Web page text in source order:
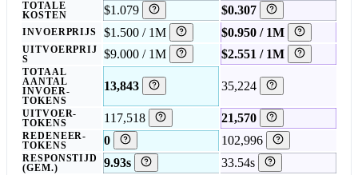
TOTALE
KOSTEN
$1.079 $0.307
INVOERPRIJS $1.500 / 1M $0.950 / 1M
UITVOERPRIJ
S
$9.000 / 1M $2.551 / 1M
TOTAAL
AANTAL
INVOER-
TOKENS
13,843 35,224
UITVOER-
TOKENS
117,518 21,570
REDENEER-
TOKENS
0 102,996
RESPONSTIJD
(GEM.)
9.93s 33.54s